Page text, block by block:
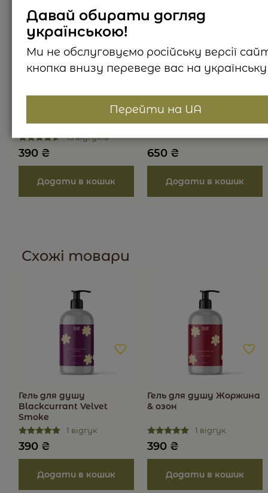
Ламелярний крем для
рук Шафран & жасмин
15 відгуків
390 ₴
Молочко для тіла
Мускус & півонія
650 ₴
Схожі товари
Гель для душу
Blackcurrant Velvet
Smoke
1 відгук
390 ₴
Гель для душу Жоржина
& озон
1 відгук
390 ₴
Давай обирати догляд
українською!
Ми не обслуговуємо російську версії
кнопка внизу переведе вас на українську
Перейти на UA